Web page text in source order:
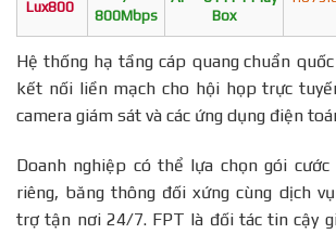
Lux800
800Mbps
Box
Hệ thống hạ tầng cáp quang chuẩn
kết nối liền mạch cho hội họp trực
camera giám sát và các ứng dụng điện
Doanh nghiệp có thể lựa chọn gói
riêng, băng thông đối xứng cùng dịch
trợ tận nơi 24/7. FPT là đối tác tin cậy